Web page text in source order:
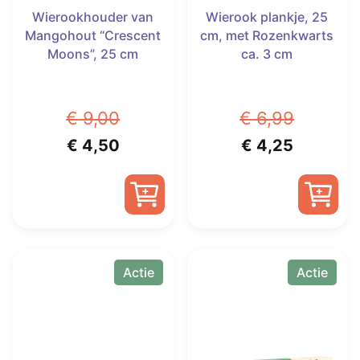
Wierookhouder van
Mangohout “Crescent
Moons”, 25 cm
€9,00
Oorspronkelijke
€ 4,50Huidige
prijs
is:
Wierook plankje, 25
cm, met Rozenkwarts
ca. 3 cm
€6,99
€ 4,25Huidige
prijs
is:
Actie Actie